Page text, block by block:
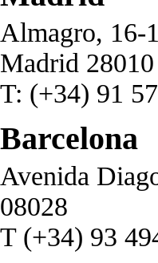
Almagro, 16-
Madrid 28010
T: (+34) 91
Barcelona
Avenida
08028
T (+34) 93